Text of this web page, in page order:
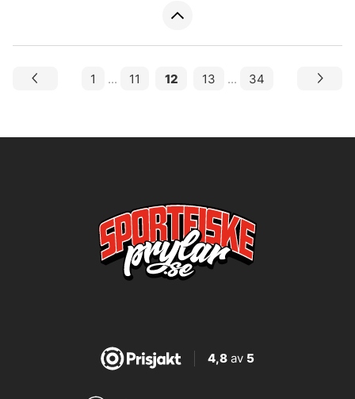
1 ... 11 12 13 ... 34
4,8av 5